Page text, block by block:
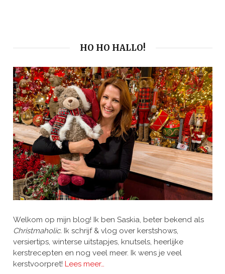
HO HO HALLO!
Welkom op mijn blog! Ik ben Saskia, beter bekend als
Christmaholic. Ik schrijf & vlog over kerstshows,
versiertips, winterse uitstapjes, knutsels, heerlijke
kerstrecepten en nog veel meer. Ik wens je veel
kerstvoorpret! Lees meer…